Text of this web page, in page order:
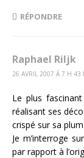
RÉPONDRE
Raphael Riljk
26 AVRIL 2007 Á 7 H 43
Le plus
réalisant ses
crispé sur sa
Je m’interroge
par rapport à